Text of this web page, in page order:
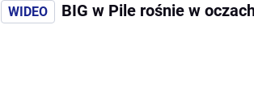
BIG w Pile rośnie w